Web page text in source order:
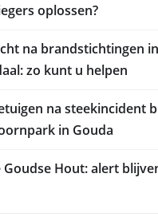
oplossen?
na brandstichtingen
zo kunt u helpen
na steekincident
in Gouda
Hout: alert